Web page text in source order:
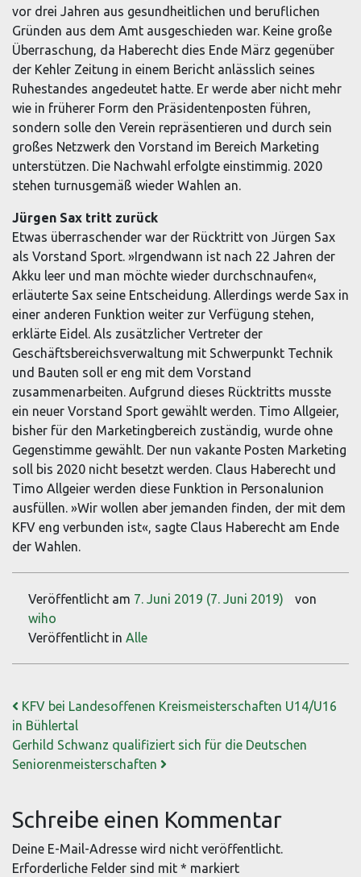
vor drei Jahren aus gesundheitlichen und beruflichen
Gründen aus dem Amt ausgeschieden war. Keine große
Überraschung, da Haberecht dies Ende März gegenüber
der Kehler Zeitung in einem Bericht anlässlich seines
Ruhestandes angedeutet hatte. Er werde aber nicht mehr
wie in früherer Form den Präsidentenposten führen,
sondern solle den Verein repräsentieren und durch sein
großes Netzwerk den Vorstand im Bereich Marketing
unterstützen. Die Nachwahl erfolgte einstimmig. 2020
stehen turnusgemäß wieder Wahlen an.
Jürgen Sax tritt zurück
Etwas überraschender war der Rücktritt von Jürgen Sax
als Vorstand Sport. »Irgendwann ist nach 22 Jahren der
Akku leer und man möchte wieder durchschnaufen«,
erläuterte Sax seine Entscheidung. Allerdings werde Sax in
einer anderen Funktion weiter zur Verfügung stehen,
erklärte Eidel. Als zusätzlicher Vertreter der
Geschäftsbereichsverwaltung mit Schwerpunkt Technik
und Bauten soll er eng mit dem Vorstand
zusammenarbeiten. Aufgrund dieses Rücktritts musste
ein neuer Vorstand Sport gewählt werden. Timo Allgeier,
bisher für den Marketingbereich zuständig, wurde ohne
Gegenstimme gewählt. Der nun vakante Posten Marketing
soll bis 2020 nicht besetzt werden. Claus Haberecht und
Timo Allgeier werden diese Funktion in Personalunion
ausfüllen. »Wir wollen aber jemanden finden, der mit dem
KFV eng verbunden ist«, sagte Claus Haberecht am Ende
der Wahlen.
Veröffentlicht am 7. Juni 2019 (7. Juni 2019)
von
wiho
Veröffentlicht in Alle
Beitrags-Navigation
KFV bei Landesoffenen Kreismeisterschaften U14/U16
in Bühlertal
Gerhild Schwanz qualifiziert sich für die Deutschen
Seniorenmeisterschaften
Schreibe einen Kommentar
Deine E-Mail-Adresse wird nicht veröffentlicht.
Erforderliche Felder sind mit * markiert